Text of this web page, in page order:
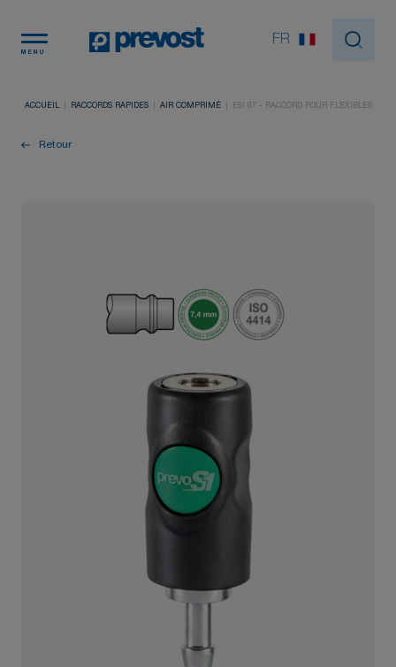
MENU
FR
ACCUEIL RACCORDS RAPIDES AIR COMPRIMÉ ESI 07 - RACCORD POUR FLEXIBLES
Retour